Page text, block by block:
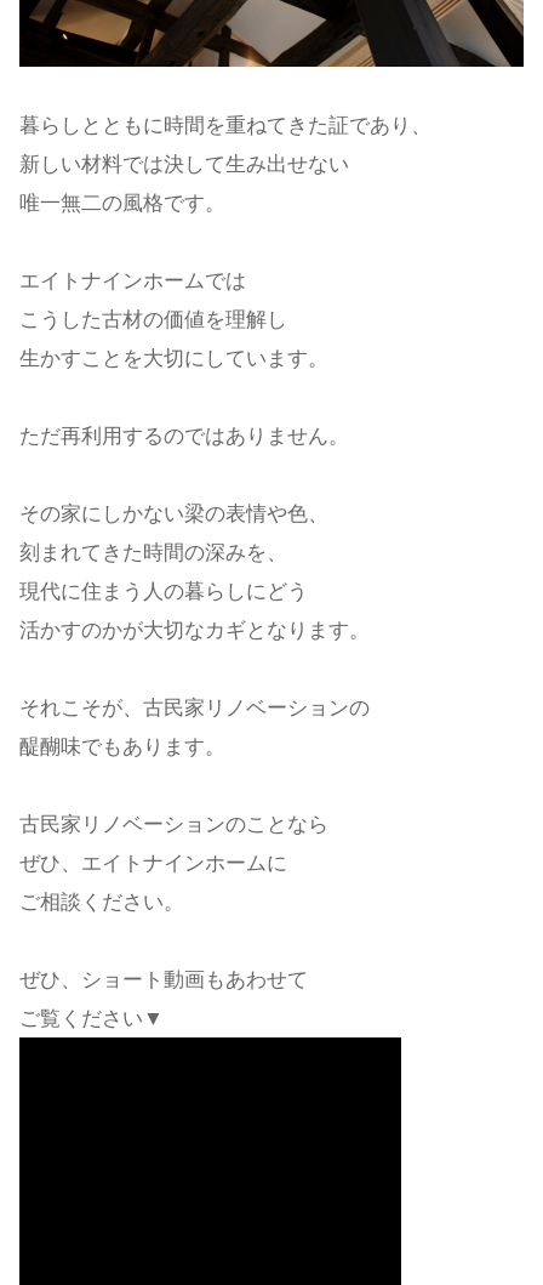
暮らしとともに時間を重ねてきた証であり、
新しい材料では決して生み出せない
唯一無二の風格です。
エイトナインホームでは
こうした古材の価値を理解し
生かすことを大切にしています。
ただ再利用するのではありません。
その家にしかない梁の表情や色、
刻まれてきた時間の深みを、
現代に住まう人の暮らしにどう
活かすのかが大切なカギとなります。
それこそが、古民家リノベーションの
醍醐味でもあります。
古民家リノベーションのことなら
ぜひ、エイトナインホームに
ご相談ください。
ぜひ、ショート動画もあわせて
ご覧ください▼